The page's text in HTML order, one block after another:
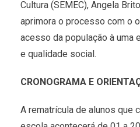
Cultura (SEMEC), Angela
aprimora o processo com o
acesso da população à uma
e qualidade social.
CRONOGRAMA E
A rematrícula de alunos que